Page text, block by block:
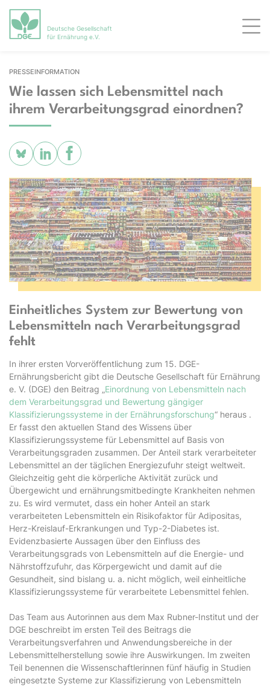
Deutsche Gesellschaft
für Ernährung e.V.
PRESSEINFORMATION
Wie lassen sich Lebensmittel nach
ihrem Verarbeitungsgrad einordnen?
Einheitliches System zur Bewertung von
Lebensmitteln nach Verarbeitungsgrad
fehlt
In ihrer ersten Vorveröffentlichung zum 15. DGE-
Ernährungsbericht gibt die Deutsche Gesellschaft für Ernährung
e. V. (DGE) den Beitrag „ Einordnung von Lebensmitteln nach
dem Verarbeitungsgrad und Bewertung gängiger
Klassifizierungssysteme in der Ernährungsforschung“ heraus .
Er fasst den aktuellen Stand des Wissens über
Klassifizierungssysteme für Lebensmittel auf Basis von
Verarbeitungsgraden zusammen. Der Anteil stark verarbeiteter
Lebensmittel an der täglichen Energiezufuhr steigt weltweit.
Gleichzeitig geht die körperliche Aktivität zurück und
Übergewicht und ernährungsmitbedingte Krankheiten nehmen
zu. Es wird vermutet, dass ein hoher Anteil an stark
verarbeiteten Lebensmitteln ein Risikofaktor für Adipositas,
Herz-Kreislauf-Erkrankungen und Typ-2-Diabetes ist.
Evidenzbasierte Aussagen über den Einfluss des
Verarbeitungsgrads von Lebensmitteln auf die Energie- und
Nährstoffzufuhr, das Körpergewicht und damit auf die
Gesundheit, sind bislang u. a. nicht möglich, weil einheitliche
Klassifizierungssysteme für verarbeitete Lebensmittel fehlen.
Das Team aus Autorinnen aus dem Max Rubner-Institut und der
DGE beschreibt im ersten Teil des Beitrags die
Verarbeitungsverfahren und Anwendungsbereiche in der
Lebensmittelherstellung sowie ihre Auswirkungen. Im zweiten
Teil benennen die Wissenschaftlerinnen fünf häufig in Studien
eingesetzte Systeme zur Klassifizierung von Lebensmitteln